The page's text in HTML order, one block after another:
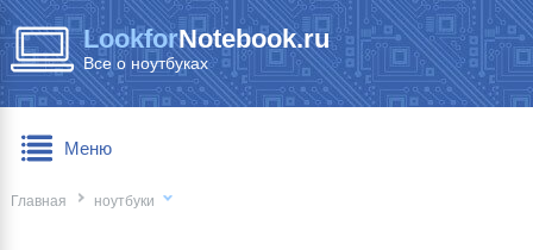
LookforNotebook.ru
Все о ноутбуках
Главная ноутбуки
Меню